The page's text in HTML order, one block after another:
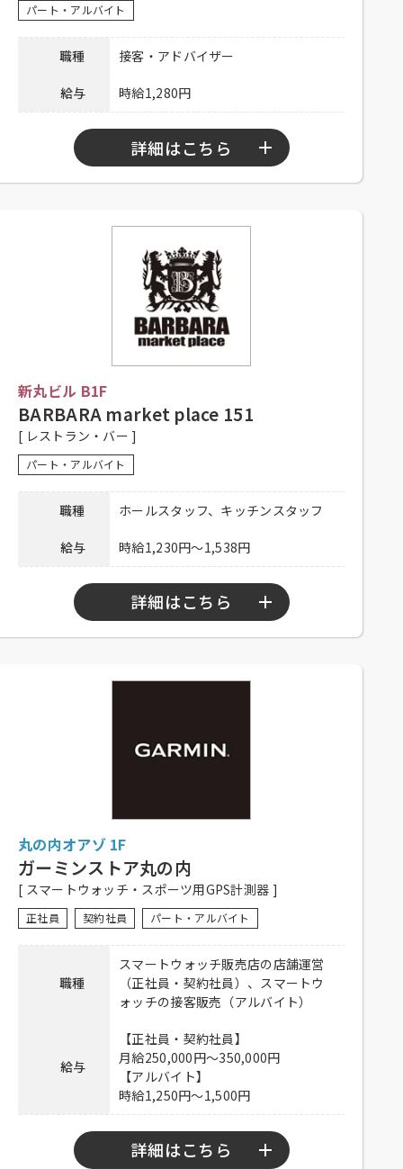
連絡先
03-6703-6603 担当：人事総務部
パート・アルバイト
職種 接客・アドバイザー
給与 時給1,280円
詳細はこちら
卒以上、主婦歓迎、フリーター歓
迎、未経験者可
昇給有り 、制服貸与、社内割引有
り、外国語手当有り、交通費一部支
給（上限1,000円／日）
応募方法
来店ください。
連絡先 03-6257-7088 担当：松岡
新丸ビル B1F
BARBARA market place 151
[ レストラン・バー ]
パート・アルバイト
職種 ホールスタッフ、キッチンスタッフ
給与 時給1,230円～1,538円
詳細はこちら
経験者可
ない有り、研修有り（時給変動なし）、制
服一部貸与、系列店スタッフ割引有り、交
通費一部支給（上限15,000円／月）
備考
履歴書不要！ぜひお気軽にご応募くださ
い。
下記弊社採用HPから、またはお電話にて
ご応募ください。
ホール：https://potomak.saiyo-
job.jp/csaiyo/qjbz/pc_job/show/et05/32
キッチン：https://potomak.saiyo-
job.jp/csaiyo/qjbz/pc_job/show/et05/33
078-334-1220
丸の内オアゾ 1F
ガーミンストア丸の内
[ スマートウォッチ・スポーツ用GPS計測器 ]
正社員 契約社員 パート・アルバイト
職種
スマートウォッチ販売店の店舗運営
（正社員・契約社員）、スマートウ
ォッチの接客販売（アルバイト）
給与
【正社員・契約社員】
月給250,000円～350,000円
【アルバイト】
時給1,250円～1,500円
詳細はこちら